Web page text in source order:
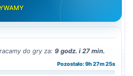
do gry za: 9 godz. i 27 min.
Pozostało: 9h 27m 24s